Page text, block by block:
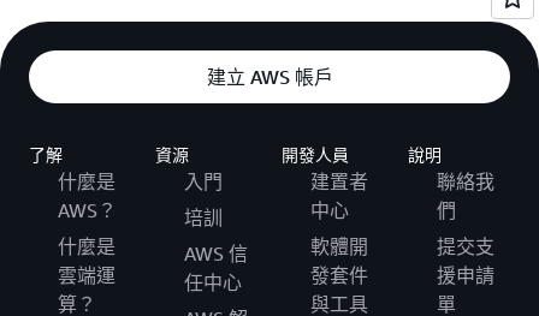
建立 AWS 帳戶
了解
什麼是
AWS？
什麼是
雲端運
算？
資源
入門
培訓
AWS 信
任中心
開發人員
建置者
中心
軟體開
發套件
與工具
說明
聯絡我
們
提交支
援申請
單